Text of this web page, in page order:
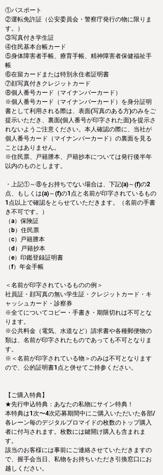
①パスポート
②運転免許証（公安委員会・警察庁発行の物に限りま
す。）
③写真付き学生証
④住民基本台帳カード
⑤身体障害者手帳、療育手帳、精神障害者保健福祉手
帳
⑥在留カードまたは特別永住者証明書
⑦顔写真付きクレジットカード
⑧個人番号カード（マイナンバーカード）
※個人番号カード（マイナンバーカード）を身分証明
書として利用される際は、表面(写真のある方)のみをご
提示いただき、裏面(個人番号が印字された面)を提示さ
れないようご注意ください。本人確認の際に、当社が
個人番号カード（マイナンバーカード）の裏面を見る
ことはありません。
※住民票、戸籍謄本、戸籍抄本については発行後半年
以内のものとします。
・上記①～⑧をお持ちでない場合は、下記(a)～(f)の2
点、もしくは(a)～(f)の1点と名前が印字されているもの
1点以上で確認をとらせていただきます。（名前の手書
き不可です。）
（a）保険証
（b）住民票
（c）戸籍謄本
（d）戸籍抄本
（e）印鑑登録証明書
（f）年金手帳
＜名前が印字されているものの例＞
社員証・顔写真の無い学生証・クレジットカード・キ
ャッシュカード・診察券
※全てについてコピー・手書き・期限切れは不可とな
ります。
※公共料金（電気、水道など）請求書や各種郵便物の
類は、名前が印字されたものであっても不可となりま
す。
※＜名前が印字されている物＞のみは不可となります
ので、公的証明書1点と併せてご持参ください。
【ご購入特典】
★先行申込特典：あなたの私物にサイン特典！
本特典は1次〜4次応募期間中にご購入いただいた各部/
各レーン毎のデジタルブロマイドの枚数のトップ購入
者に付与されます。枚数には鍵開け購入も含まれま
す。
該当のお客様には事前にご連絡させていただきますの
で、握手会当日、私物をお持ちいただき引換窓口にお
越しください。